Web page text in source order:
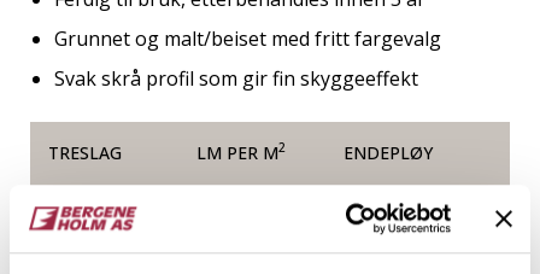
Grunnet og malt/beiset med fritt fargevalg
Svak skrå profil som gir fin skyggeeffekt
TRESLAG LM PER M2 ENDEPLØY
Gran